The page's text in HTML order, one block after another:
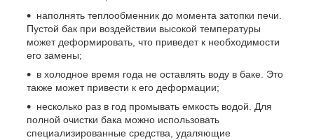
наполнять теплообменник до момента затопки печи.
Пустой бак при воздействии высокой температуры
может деформировать, что приведет к необходимости
его замены;
в холодное время года не оставлять воду в баке. Это
также может привести к его деформации;
несколько раз в год промывать емкость водой. Для
полной очистки бака можно использовать
специализированные средства, удаляющие